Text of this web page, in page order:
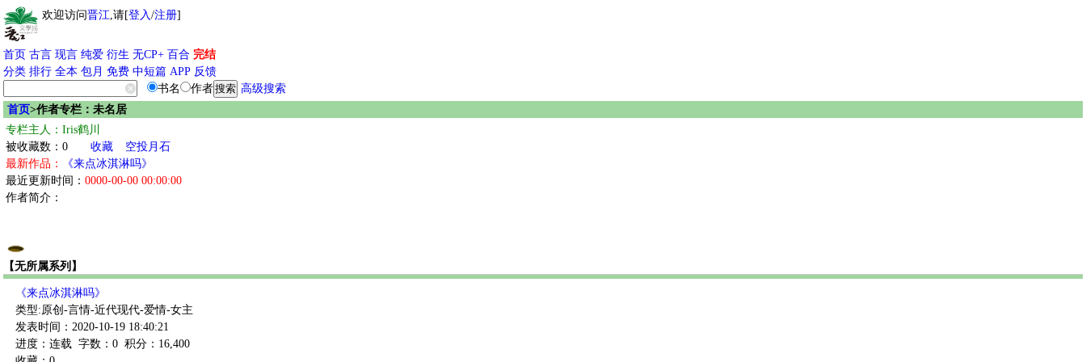
欢迎访问晋江,请[登入/注册]
首页 古言 现言 纯爱 衍生 无CP+ 百合 完结
分类 排行 全本 包月 免费 中短篇 APP 反馈
书名
作者
高级搜索
首页>作者专栏：未名居
专栏主人：Iris鹤川
被收藏数：0
收藏
空投月石
最新作品：
《来点冰淇淋吗》
最近更新时间： 0000-00-00 00:00:00
作者简介：
【无所属系列】
《来点冰淇淋吗》
类型:原创-言情-近代现代-爱情-女主
发表时间：2020-10-19 18:40:21
进度：连载 字数：0 积分：16,400